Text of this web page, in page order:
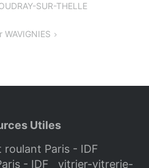
SUR-THELLE
WAVIGNIES
Utiles
roulant Paris - IDF
- IDF
vitrier-vitrerie-